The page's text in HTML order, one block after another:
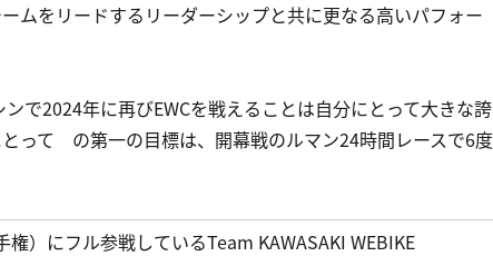
ムをリードするリーダーシップと共に更なる高いパフォー
で2024年に再びEWCを戦えることは自分にとって大きな誇
って の第一の目標は、開幕戦のルマン24時間レースで6度
）にフル参戦しているTeam KAWASAKI WEBIKE